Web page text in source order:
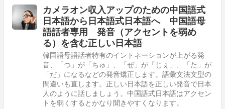
カメラオン収入アップのための中国語式
日本語から日本語式日本語へ 中国語母
語話者専用 発音（アクセントを弱め
る）を含む正しい日本語
韓国語母語話者特有のイントネーションが上がる発
音、「つ」が「ちゅ」、「ぜ」が「じぇ」、「た」が
「だ」になるなどの発音矯正します。語彙文法文型の
間違いも直します。正しい日本語を正しい発音で日本
人のように話しましょう。中国語式日本語はアクセン
トを弱くするとかなり聞きやすくなります。